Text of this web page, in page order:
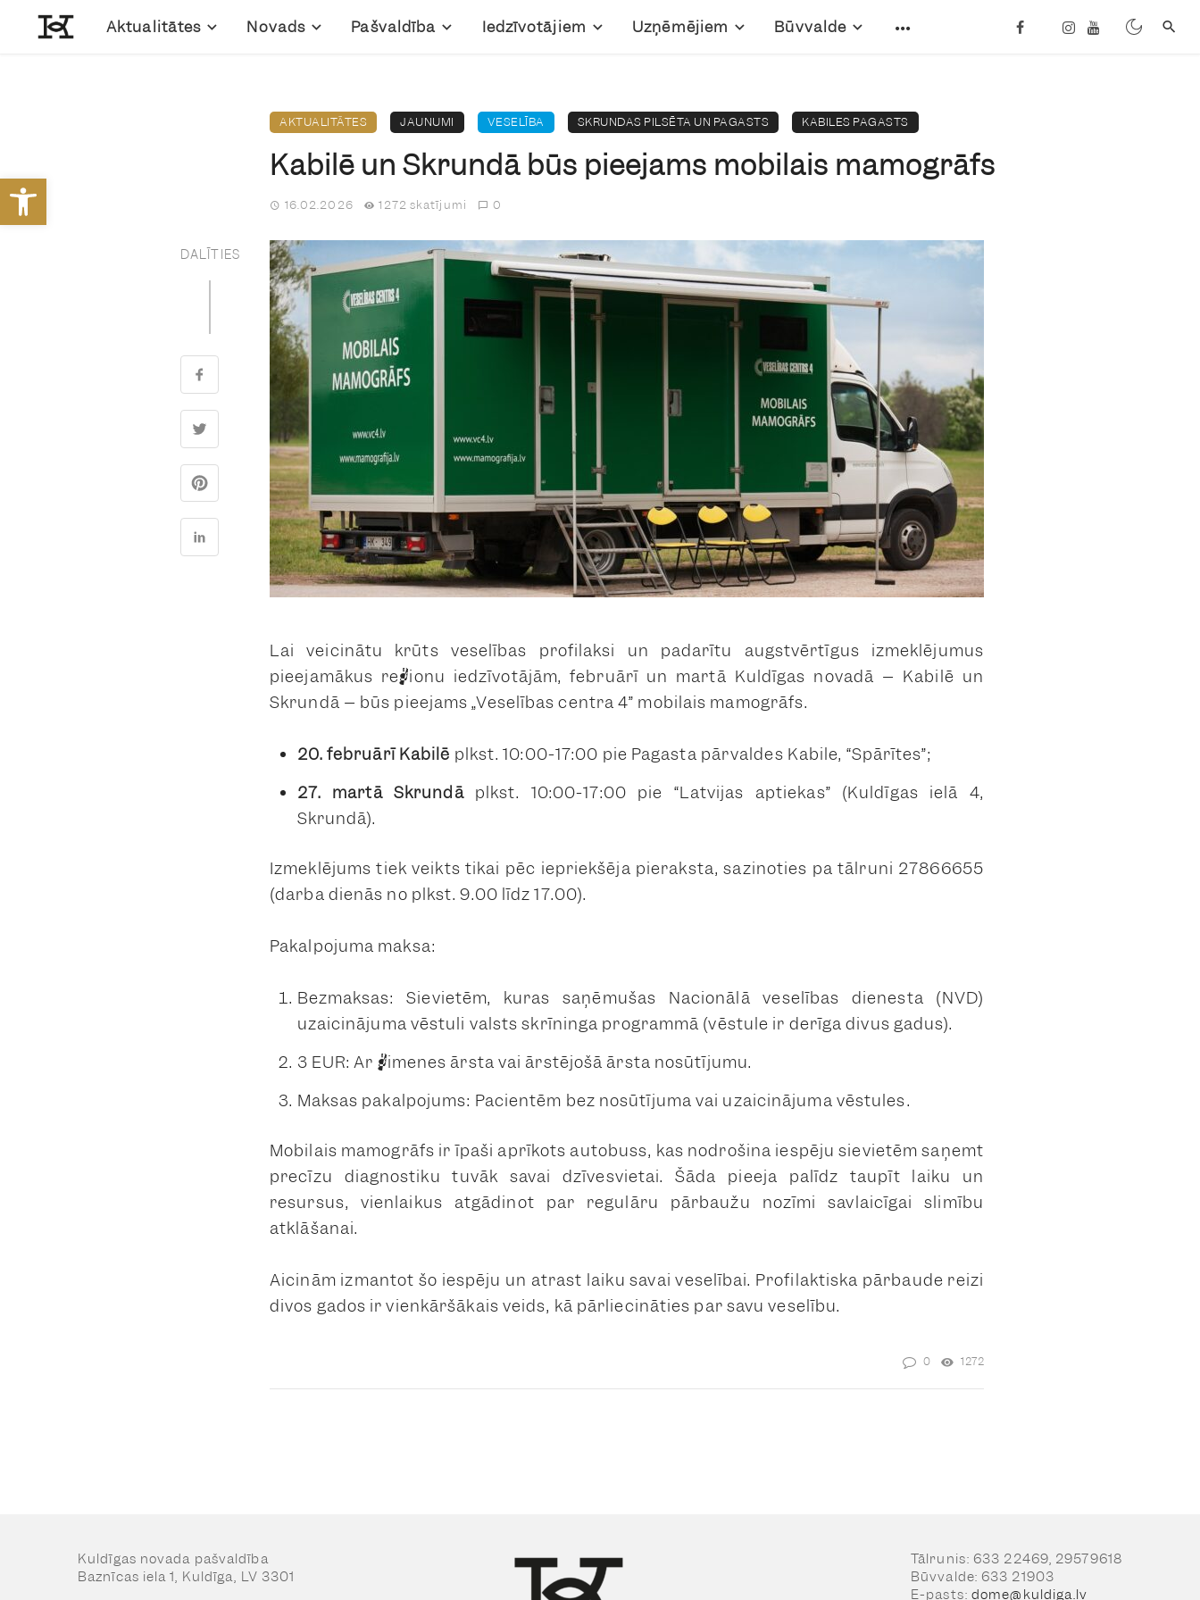
Open toolbar
Aktualitātes Novads Pašvaldība Iedzīvotājiem Uzņēmējiem Būvvalde
AKTUALITĀTES JAUNUMI VESELĪBA SKRUNDAS PILSĒTA UN PAGASTS KABILES PAGASTS
Kabilē un Skrundā būs pieejams mobilais mamogrāfs
16.02.2026 1272 skatījumi 0
DALĪTIES
Lai veicinātu krūts veselības profilaksi un padarītu augstvērtīgus izmeklējumus
pieejamākus reģionu iedzīvotājām, februārī un martā Kuldīgas novadā – Kabilē un
Skrundā – būs pieejams „Veselības centra 4” mobilais mamogrāfs.
20. februārī Kabilē plkst. 10:00-17:00 pie Pagasta pārvaldes Kabile, “Spārītes”;
27. martā Skrundāplkst. 10:00-17:00 pie “Latvijas aptiekas” (Kuldīgas ielā 4,
Skrundā).
Izmeklējums tiek veikts tikai pēc iepriekšēja pieraksta, sazinoties pa tālruni 27866655
(darba dienās no plkst. 9.00 līdz 17.00).
Pakalpojuma maksa:
Bezmaksas: Sievietēm, kuras saņēmušas Nacionālā veselības dienesta (NVD)
uzaicinājuma vēstuli valsts skrīninga programmā (vēstule ir derīga divus gadus).
3 EUR: Ar ģimenes ārsta vai ārstējošā ārsta nosūtījumu.
Maksas pakalpojums: Pacientēm bez nosūtījuma vai uzaicinājuma vēstules.
Mobilais mamogrāfs ir īpaši aprīkots autobuss, kas nodrošina iespēju sievietēm saņemt
precīzu diagnostiku tuvāk savai dzīvesvietai. Šāda pieeja palīdz taupīt laiku un
resursus, vienlaikus atgādinot par regulāru pārbaužu nozīmi savlaicīgai slimību
atklāšanai.
Aicinām izmantot šo iespēju un atrast laiku savai veselībai. Profilaktiska pārbaude reizi
divos gados ir vienkāršākais veids, kā pārliecināties par savu veselību.
0 1272
Kuldīgas novada pašvaldība
Baznīcas iela 1, Kuldīga, LV 3301
Tālrunis: 633 22469, 29579618
Būvvalde: 633 21903
E-pasts: dome@kuldiga.lv